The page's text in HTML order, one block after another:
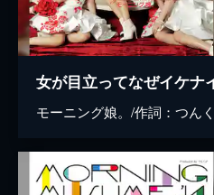
女が目立ってなぜイケナ
モーニング娘。/作詞：つん